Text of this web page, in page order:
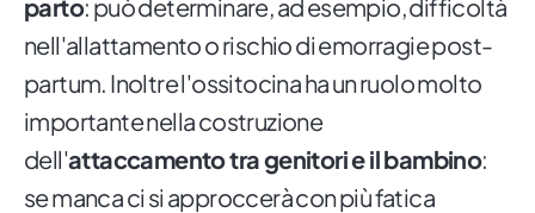
parto: può determinare, ad esempio, difficoltà
nell'allattamento o rischio di emorragie post-
partum. Inoltre l'ossitocina ha un ruolo molto
importante nella costruzione
dell'attaccamento tra genitori e il bambino:
se manca ci si approccerà con più fatica